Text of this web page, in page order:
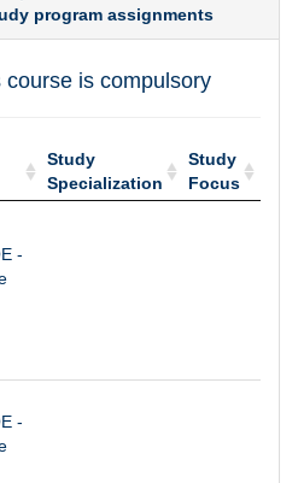
program assignments
is compulsory
Study
Specialization
Study
Focus
-
-